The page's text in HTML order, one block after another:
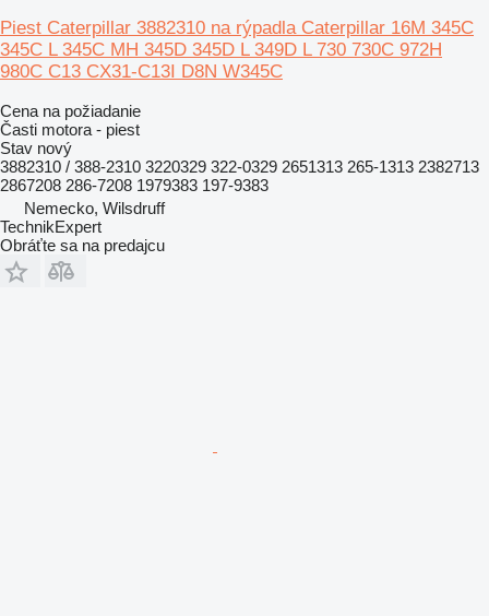
Piest Caterpillar 3882310 na rýpadla Caterpillar 16M 345C
345C L 345C MH 345D 345D L 349D L 730 730C 972H
980C C13 CX31-C13I D8N W345C
Cena na požiadanie
Časti motora - piest
Stav nový
3882310 / 388-2310 3220329 322-0329 2651313 265-1313 2382713
2867208 286-7208 1979383 197-9383
Nemecko, Wilsdruff
TechnikExpert
Obráťte sa na predajcu